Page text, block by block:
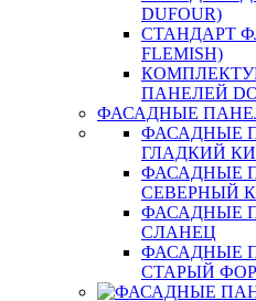
DUFOUR)
СТАНДАРТ
FLEMISH)
ПАНЕЛЕЙ
ФАСАДНЫЕ
ФАСАДНЫЕ
ГЛАДКИЙ
ФАСАДНЫЕ
СЕВЕРНЫЙ
ФАСАДНЫЕ
СЛАНЕЦ
ФАСАДНЫЕ
СТАРЫЙ